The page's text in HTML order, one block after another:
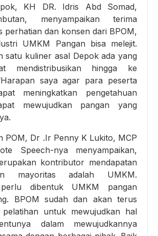
KH DR. Idris Abd Somad,
menyampaikan terima
perhatian dan konsen dari BPOM,
UMKM Pangan bisa melejit.
satu kuliner asal Depok ada yang
mendistribusikan hingga ke
saya agar para peserta
meningkatkan pengetahuan
mewujudkan pangan yang
POM, Dr .Ir Penny K Lukito, MCP
Speech-nya menyampaikan,
kontributor mendapatan
mayoritas adalah UMKM.
dibentuk UMKM pangan
BPOM sudah dan akan terus
pelatihan untuk mewujudkan hal
dalam mewujudkannya